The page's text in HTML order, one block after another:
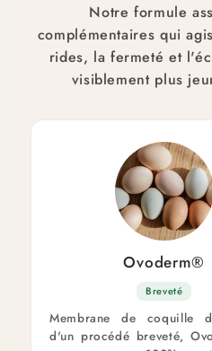
Notre formule
complémentaires qui
rides, la fermeté et
visiblement plus
Ovoderm®
Breveté
Membrane de coquille
d'un procédé breveté,